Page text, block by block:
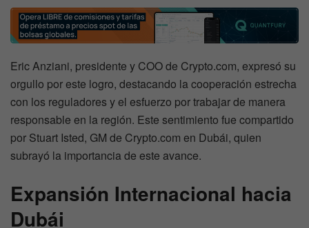
Eric Anziani, presidente y COO de Crypto.com, expresó su
orgullo por este logro, destacando la cooperación estrecha
con los reguladores y el esfuerzo por trabajar de manera
responsable en la región. Este sentimiento fue compartido
por Stuart Isted, GM de Crypto.com en Dubái, quien
subrayó la importancia de este avance.
Expansión Internacional hacia
Dubái